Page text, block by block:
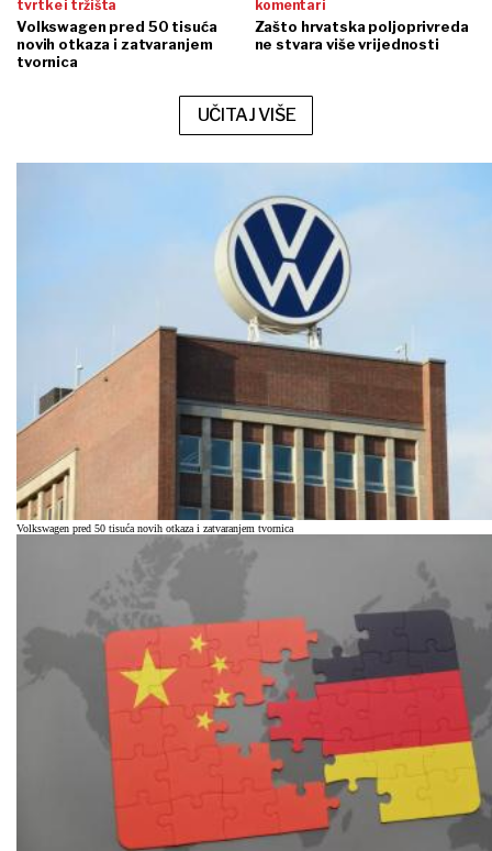
tvrtke i tržišta
Volkswagen pred 50 tisuća
novih otkaza i zatvaranjem
tvornica
komentari
Zašto hrvatska poljoprivreda
ne stvara više vrijednosti
UČITAJ VIŠE
Volkswagen pred 50 tisuća novih otkaza i zatvaranjem tvornica